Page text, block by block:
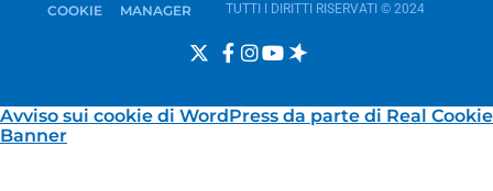
COOKIE
MANAGER
TUTTI I DIRITTI RISERVATI © 2024
Avviso sui cookie di WordPress da parte di Real Cookie
Banner